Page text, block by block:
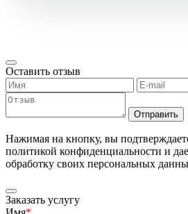
Оставить отзыв
Отправить
Нажимая на кнопку, вы
политикой конфиденциальности и
обработку своих персональных
Заказать услугу